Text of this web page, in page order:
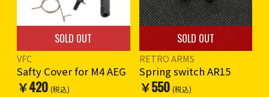
SOLD OUT
VFC
Safty Cover for M4 AEG
￥420 (税込)
SOLD OUT
RETRO ARMS
Spring switch AR15
￥550 (税込)